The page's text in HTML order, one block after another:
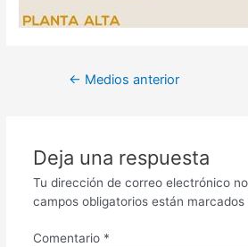
← Medios anterior
Deja una respuesta
Tu dirección de correo electrónico
campos obligatorios están marcados
Comentario *